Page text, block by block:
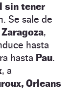
sin tener
Se sale de
,
hasta
hasta Pau.
, a
Orleans